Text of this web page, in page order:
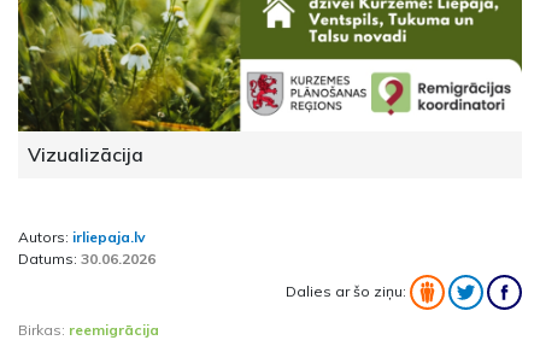
Vizualizācija
Autors: irliepaja.lv
Datums: 30.06.2026
Dalies ar šo ziņu:
Birkas: reemigrācija